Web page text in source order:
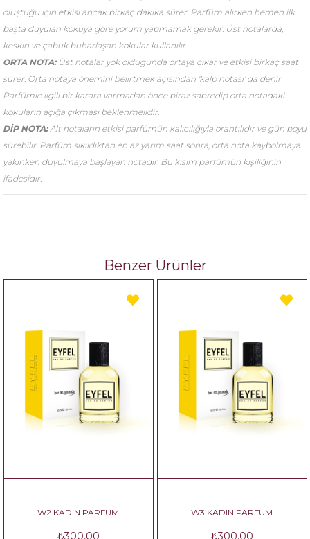
oluştuğu için etkisi ancak birkaç dakika sürer. Parfüm alırken hemen ilk
başta duyulan kokuya göre yorum yapmamak gerekir. Üst notalarda,
keskin ve çabuk buharlaşan kokular kullanılır.
ORTA NOTA: Üst notalar yok olduğunda ortaya çıkar ve etkisi birkaç saat
sürer. Orta notaya önemini belirtmek açısından ‘kalp notası’ da denir.
Parfümle ilgili bir karara varmadan önce biraz sabredip orta notadaki
kokuların açığa çıkması beklenmelidir.
DİP NOTA:Alt notaların etkisi parfümün kalıcılığıyla orantılıdır ve gün boyu
sürebilir. Parfüm sıkıldıktan en az yarım saat sonra, orta nota kaybolmaya
yakınken duyulmaya başlayan notadır. Bu kısım parfümün kişiliğinin
ifadesidir.
Benzer Ürünler
W2 KADIN PARFÜM
₺300,00
W3 KADIN PARFÜM
₺300,00